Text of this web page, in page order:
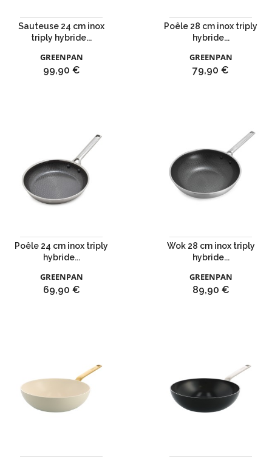
Sauteuse 24 cm inox
triply hybride...
GREENPAN
Prix
99,90 €
Poêle 28 cm inox triply
hybride...
GREENPAN
Prix
79,90 €
Poêle 24 cm inox triply
hybride...
GREENPAN
Prix
69,90 €
Wok 28 cm inox triply
hybride...
GREENPAN
Prix
89,90 €